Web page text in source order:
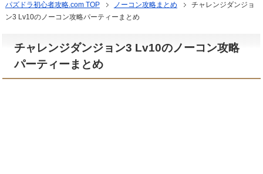
パズドラ初心者攻略.com TOP ノーコン攻略まとめ
チャレンジダンジョ
ン3 Lv10のノーコン攻略パーティーまとめ
チャレンジダンジョン3 Lv10のノーコン攻略
パーティーまとめ